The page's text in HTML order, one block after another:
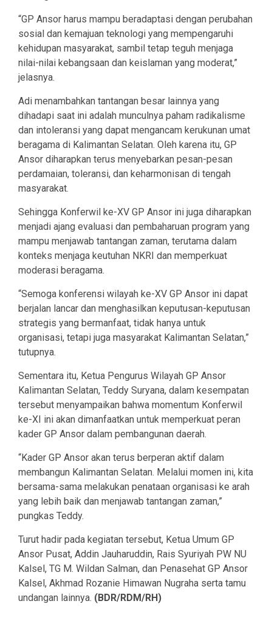
“GP Ansor harus mampu beradaptasi dengan perubahan
sosial dan kemajuan teknologi yang mempengaruhi
kehidupan masyarakat, sambil tetap teguh menjaga
nilai-nilai kebangsaan dan keislaman yang moderat,”
jelasnya.
Adi menambahkan tantangan besar lainnya yang
dihadapi saat ini adalah munculnya paham radikalisme
dan intoleransi yang dapat mengancam kerukunan umat
beragama di Kalimantan Selatan. Oleh karena itu, GP
Ansor diharapkan terus menyebarkan pesan-pesan
perdamaian, toleransi, dan keharmonisan di tengah
masyarakat.
Sehingga Konferwil ke-XV GP Ansor ini juga diharapkan
menjadi ajang evaluasi dan pembaharuan program yang
mampu menjawab tantangan zaman, terutama dalam
konteks menjaga keutuhan NKRI dan memperkuat
moderasi beragama.
“Semoga konferensi wilayah ke-XV GP Ansor ini dapat
berjalan lancar dan menghasilkan keputusan-keputusan
strategis yang bermanfaat, tidak hanya untuk
organisasi, tetapi juga masyarakat Kalimantan Selatan,”
tutupnya.
Sementara itu, Ketua Pengurus Wilayah GP Ansor
Kalimantan Selatan, Teddy Suryana, dalam kesempatan
tersebut menyampaikan bahwa momentum Konferwil
ke-XI ini akan dimanfaatkan untuk memperkuat peran
kader GP Ansor dalam pembangunan daerah.
“Kader GP Ansor akan terus berperan aktif dalam
membangun Kalimantan Selatan. Melalui momen ini, kita
bersama-sama melakukan penataan organisasi ke arah
yang lebih baik dan menjawab tantangan zaman,”
pungkas Teddy.
Turut hadir pada kegiatan tersebut, Ketua Umum GP
Ansor Pusat, Addin Jauharuddin, Rais Syuriyah PW NU
Kalsel, TG M. Wildan Salman, dan Penasehat GP Ansor
Kalsel, Akhmad Rozanie Himawan Nugraha serta tamu
undangan lainnya. (BDR/RDM/RH)